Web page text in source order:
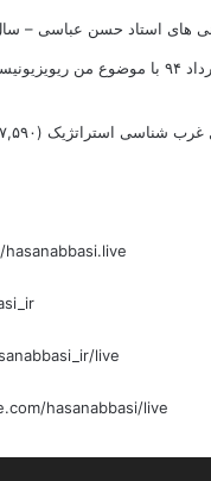
های استاد حسن عباسی – سال
غرب شناسی استراتژیک (۲۷,۵۹۰)
live
hasanabbasi/live